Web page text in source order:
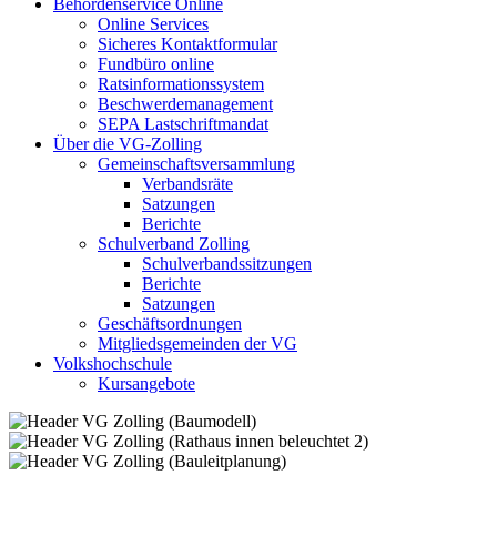
Behördenservice Online
Online Services
Sicheres Kontaktformular
Fundbüro online
Ratsinformationssystem
Beschwerdemanagement
SEPA Lastschriftmandat
Über die VG-Zolling
Gemeinschaftsversammlung
Verbandsräte
Satzungen
Berichte
Schulverband Zolling
Schulverbandssitzungen
Berichte
Satzungen
Geschäftsordnungen
Mitgliedsgemeinden der VG
Volkshochschule
Kursangebote